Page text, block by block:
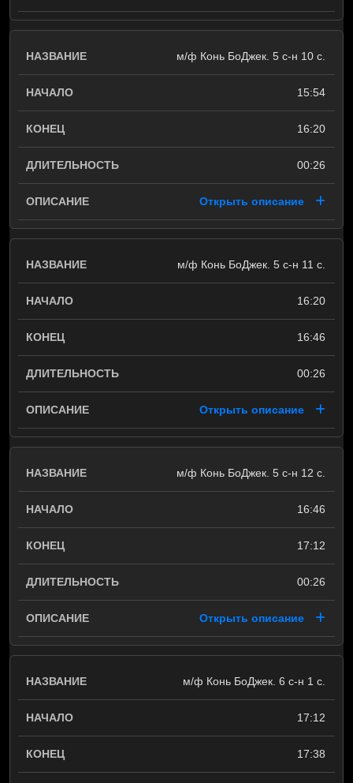
м/ф Конь БоДжек. 5 с-н 10 с.
15:54
16:20
00:26
Открыть описание
м/ф Конь БоДжек. 5 с-н 11 с.
16:20
16:46
00:26
Открыть описание
м/ф Конь БоДжек. 5 с-н 12 с.
16:46
17:12
00:26
Открыть описание
м/ф Конь БоДжек. 6 с-н 1 с.
17:12
17:38